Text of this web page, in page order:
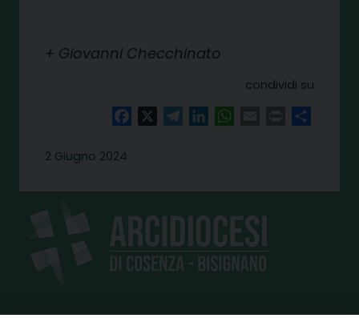
+ Giovanni Checchinato
condividi su
FacebookTelegramLinkedInWhatsAppPrint
2 Giugno 2024